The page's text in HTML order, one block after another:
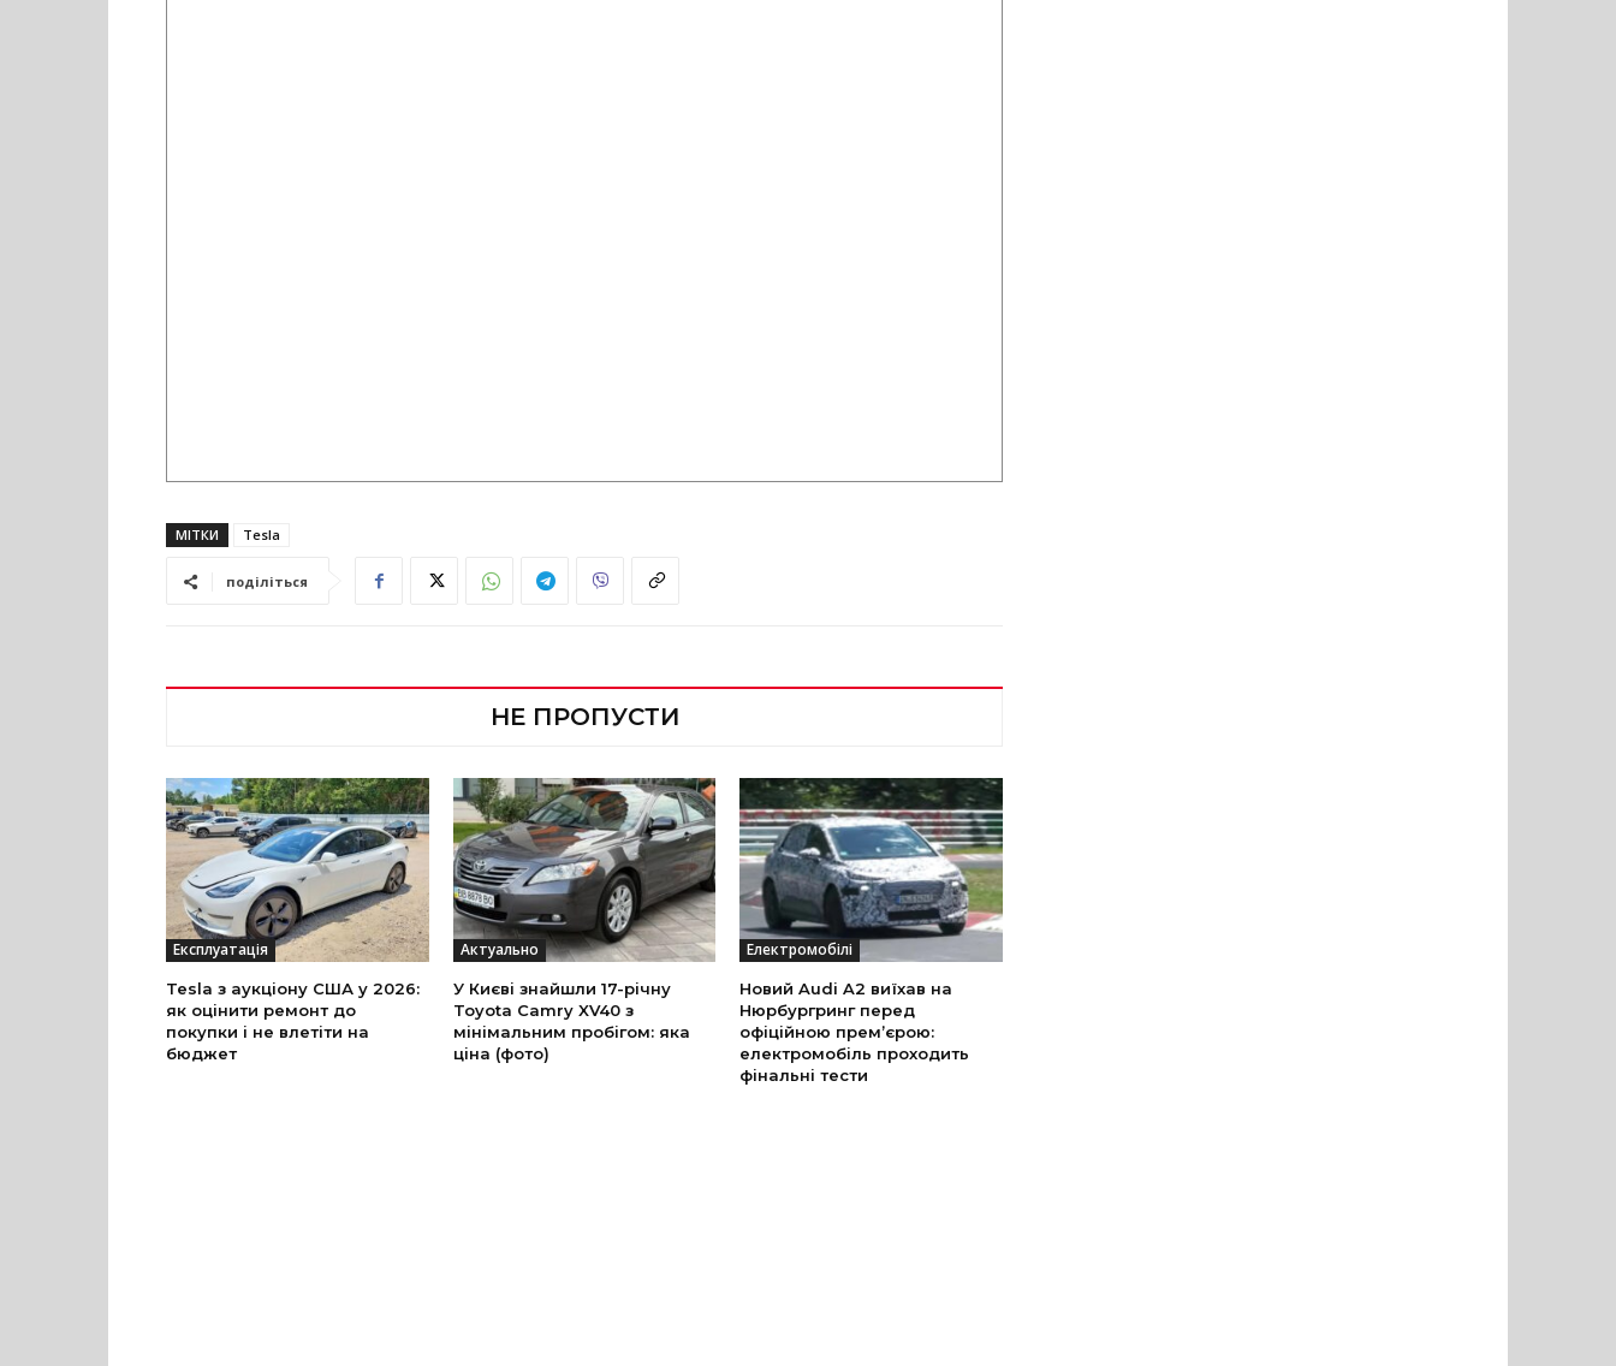
МІТКИ Tesla
поділіться
НЕ ПРОПУСТИ
Експлуатація
Tesla з аукціону США у 2026:
як оцінити ремонт до
покупки і не влетіти на
бюджет
Актуально
У Києві знайшли 17-річну
Toyota Camry XV40 з
мінімальним пробігом: яка
ціна (фото)
Електромобілі
Новий Audi A2 виїхав на
Нюрбургринг перед
офіційною прем’єрою:
електромобіль проходить
фінальні тести